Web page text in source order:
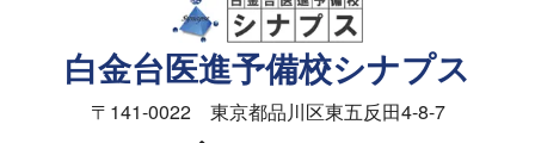
白金台医進予備校シナプス
〒141-0022 東京都品川区東五反田4-8-7